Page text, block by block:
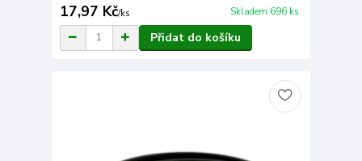
17,97 Kč/ks Skladem 696 ks
Přidat do košíku